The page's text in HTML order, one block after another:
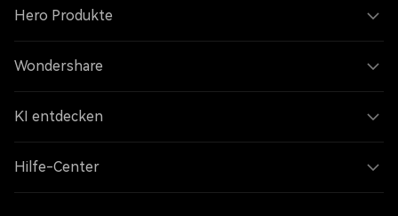
Hero Produkte
Wondershare
KI entdecken
Hilfe-Center